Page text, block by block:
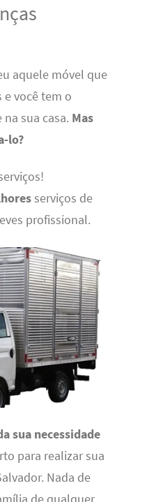
aquele móvel que
e você tem o
sua casa. Mas
lo?
serviços de
profissional.
sua necessidade
para realizar sua
Nada de